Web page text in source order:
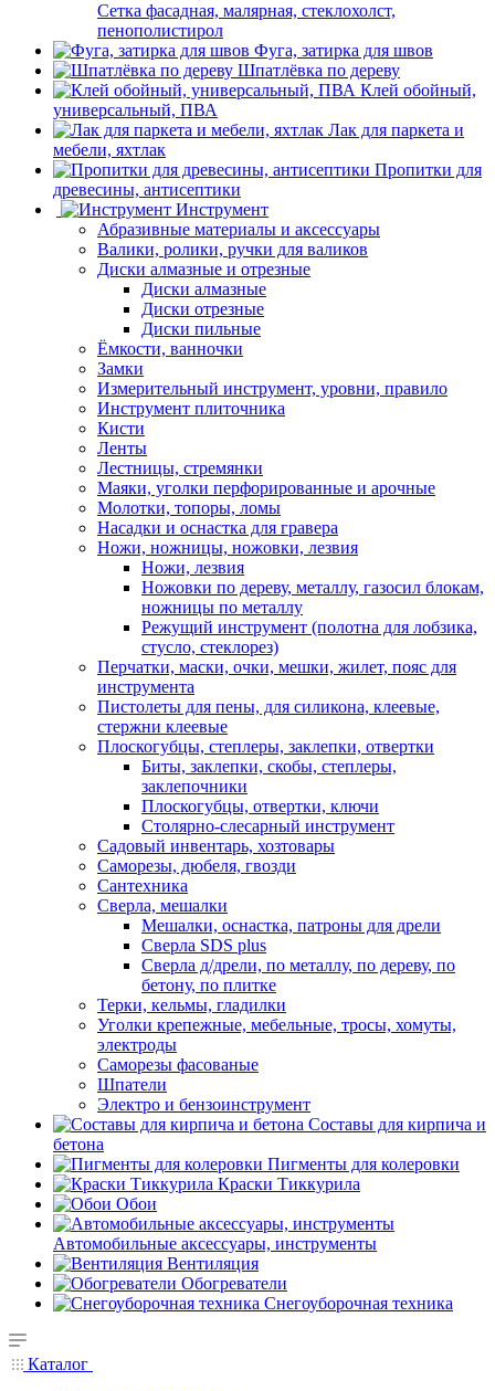
Сетка фасадная, малярная, стеклохолст,
пенополистирол
Фуга, затирка для швов
Шпатлёвка по дереву
Клей обойный,
универсальный, ПВА
Лак для паркета и
мебели, яхтлак
Пропитки для
древесины, антисептики
Инструмент
Абразивные материалы и аксессуары
Валики, ролики, ручки для валиков
Диски алмазные и отрезные
Диски алмазные
Диски отрезные
Диски пильные
Ёмкости, ванночки
Замки
Измерительный инструмент, уровни, правило
Инструмент плиточника
Кисти
Ленты
Лестницы, стремянки
Маяки, уголки перфорированные и арочные
Молотки, топоры, ломы
Насадки и оснастка для гравера
Ножи, ножницы, ножовки, лезвия
Ножи, лезвия
Ножовки по дереву, металлу, газосил блокам,
ножницы по металлу
Режущий инструмент (полотна для лобзика,
стусло, стеклорез)
Перчатки, маски, очки, мешки, жилет, пояс для
инструмента
Пистолеты для пены, для силикона, клеевые,
стержни клеевые
Плоскогубцы, степлеры, заклепки, отвертки
Биты, заклепки, скобы, степлеры,
заклепочники
Плоскогубцы, отвертки, ключи
Столярно-слесарный инструмент
Садовый инвентарь, хозтовары
Саморезы, дюбеля, гвозди
Сантехника
Сверла, мешалки
Мешалки, оснастка, патроны для дрели
Сверла SDS plus
Сверла д/дрели, по металлу, по дереву, по
бетону, по плитке
Терки, кельмы, гладилки
Уголки крепежные, мебельные, тросы, хомуты,
электроды
Саморезы фасованые
Шпатели
Электро и бензоинструмент
Составы для кирпича и
бетона
Пигменты для колеровки
Краски Тиккурила
Обои
Автомобильные аксессуары, инструменты
Вентиляция
Обогреватели
Снегоуборочная техника
Каталог